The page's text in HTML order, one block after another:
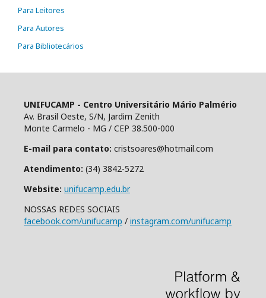
Para Leitores
Para Autores
Para Bibliotecários
UNIFUCAMP - Centro Universitário Mário Palmério
Av. Brasil Oeste, S/N, Jardim Zenith
Monte Carmelo - MG / CEP 38.500-000
E-mail para contato: cristsoares@hotmail.com
Atendimento: (34) 3842-5272
Website: unifucamp.edu.br
NOSSAS REDES SOCIAIS
facebook.com/unifucamp / instagram.com/unifucamp